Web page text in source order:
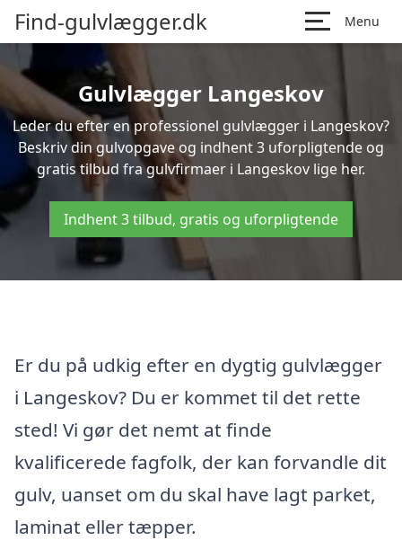
Find-gulvlægger.dk Menu
Gulvlægger Langeskov
Leder du efter en professionel gulvlægger i Langeskov?
Beskriv din gulvopgave og indhent 3 uforpligtende og
gratis tilbud fra gulvfirmaer i Langeskov lige her.
Indhent 3 tilbud, gratis og uforpligtende
Er du på udkig efter en dygtig gulvlægger
i Langeskov? Du er kommet til det rette
sted! Vi gør det nemt at finde
kvalificerede fagfolk, der kan forvandle dit
gulv, uanset om du skal have lagt parket,
laminat eller tæpper.